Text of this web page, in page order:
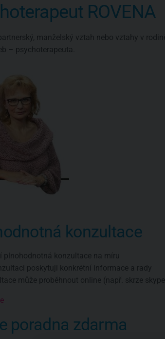
ROVENA
manželský vztah nebo vztahy v
– psychoterapeuta.
konzultace
plnohodnotná konzultace na míru
poskytuji konkrétní informace a rady
může proběhnout online (např. skrze
poradna zdarma